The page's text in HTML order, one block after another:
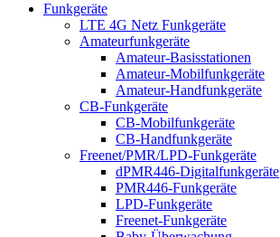
Funkgeräte
LTE 4G Netz Funkgeräte
Amateurfunkgeräte
Amateur-Basisstationen
Amateur-Mobilfunkgeräte
Amateur-Handfunkgeräte
CB-Funkgeräte
CB-Mobilfunkgeräte
CB-Handfunkgeräte
Freenet/PMR/LPD-Funkgeräte
dPMR446-Digitalfunkgeräte
PMR446-Funkgeräte
LPD-Funkgeräte
Freenet-Funkgeräte